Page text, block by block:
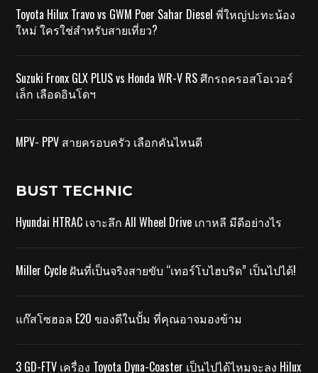
Toyota Hilux Travo vs GWM Poer Sahar Diesel พี่ใหญ่ปะทะน้อง
ใหม่ ใครใช่สำหรับสายเที่ยว?
Suzuki Fronx GLX PLUS vs Honda WR-V RS ศึกรถครอสโอเวอร์
เล็ก เลือดอินโดฯ
MPV- PPV สายครอบครัว เลือกคันไหนดี
BUST TECHNIC
Hyundai HTRAC เจาะลึก All Wheel Drive เกาหลี มีดีอย่างไร
Miller Cycle ฝันที่เป็นจริงสายขับ “เทอร์โบไฮบริด” เป็นไปได้!
แก๊สโซฮอล E20 ของดีในปั้ม ที่คุณอาจมองข้าม
3 GD-FTV เครื่อง Toyota Dyna-Coaster เป็นไปได้ไหมจะลง Hilux